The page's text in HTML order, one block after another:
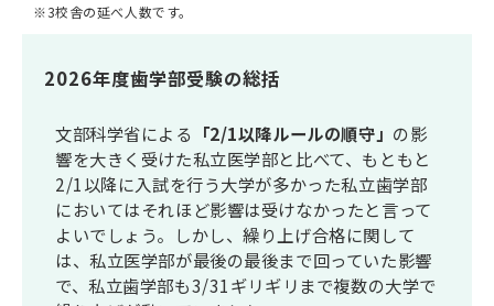
※3校舎の延べ人数です。
2026年度歯学部受験の総括
文部科学省による 「2/1以降ルールの順守」 の影
響を大きく受けた私立医学部と比べて、もともと
2/1以降に入試を行う大学が多かった私立歯学部
においてはそれほど影響は受けなかったと言って
よいでしょう。しかし、繰り上げ合格に関して
は、私立医学部が最後の最後まで回っていた影響
で、私立歯学部も3/31ギリギリまで複数の大学で